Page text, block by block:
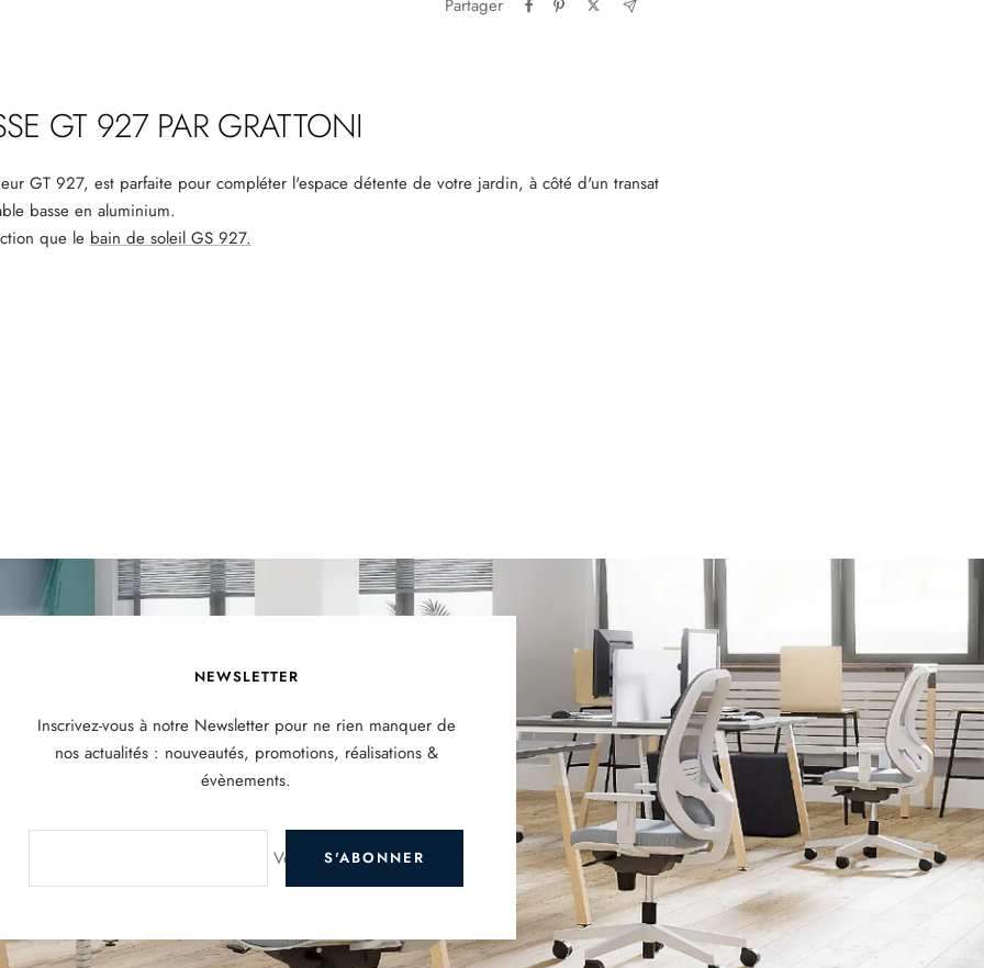
Partager
GT 927 PAR GRATTONI
GT 927, est parfaite pour compléter l'espace détente de votre jardin, à côté d'un transat
basse en aluminium.
que le bain de soleil GS 927.
NEWSLETTER
Inscrivez-vous à notre Newsletter pour ne rien manquer de
nos actualités : nouveautés, promotions, réalisations &
évènements.
Votre e-mailS'ABONNER